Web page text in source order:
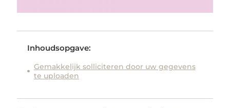
Inhoudsopgave:
Gemakkelijk solliciteren door uw gegevens
te uploaden